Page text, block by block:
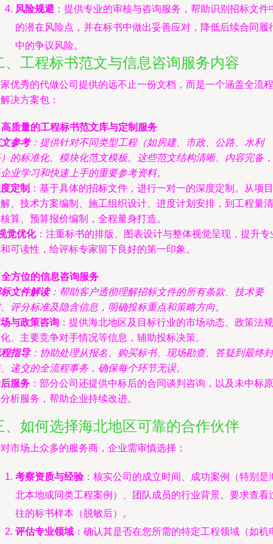
风险规避 ：提供专业的审核与咨询服务，帮助识别招标文件
的潜在风险点，并在标书中做出妥善应对，降低后续合同履
中的争议风险。
、工程标书范文与信息咨询服务内容
优秀的代做公司提供的远不止一份文档，而是一个涵盖全流程
决方案包：
质量的工程标书范文库与定制服务
参考：提供针对不同类型工程（如房建、市政、公路、水利
的标准化、模块化范文模板。这些范文结构清晰、内容完备，
业学习和快速上手的重要参考资料。
定制 ：基于具体的招标文件，进行一对一的深度定制。从项目
、技术方案编制、施工组织设计、进度计划安排，到工程量清
算、预算报价编制，全程量身打造。
觉优化：注重标书的排版、图表设计与整体视觉呈现，提升专
可读性，给评标专家留下良好的第一印象。
方位的信息咨询服务
文件解读：帮助客户透彻理解招标文件的所有条款、技术要
评分标准及隐含信息，明确投标重点和策略方向。
与政策咨询 ：提供海北地区及目标行业的市场动态、政策法规
、主要竞争对手情况等信息，辅助投标决策。
指导：协助处理从报名、购买标书、现场勘查、答疑到最终封
递交的全流程事务，确保每个环节无误。
服务 ：部分公司还提供中标后的合同谈判咨询，以及未中标原
析服务，帮助企业持续改进。
、如何选择海北地区可靠的合作伙伴
市场上众多的服务商，企业需审慎选择：
考察资质与经验：核实公司的成立时间、成功案例（特别是
北本地或同类工程案例）、团队成员的行业背景。要求查看
往的标书样本（脱敏后）。
评估专业领域 ：确认其是否在您所需的特定工程领域（如机